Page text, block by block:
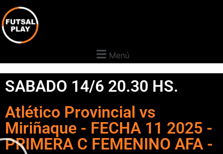
Menú
SABADO 14/6 20.30 HS.
Atlético Provincial vs
Miriñaque - FECHA 11 2025 -
PRIMERA C FEMENINO AFA -